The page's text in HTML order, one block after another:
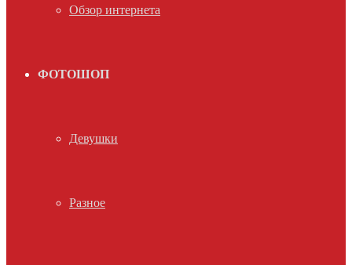
Обзор интернета
ФОТОШОП
Девушки
Разное